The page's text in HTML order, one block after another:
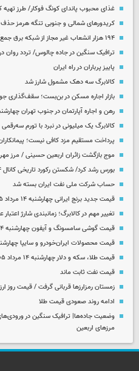
غذای محبوب پاندای کونگ فوکار/ طرز تهیه
کریدورهای شمالی و جنوبی تنگه هرمز
۱۹۴ هزار انشعاب غیر مجاز از شبکه برق جمع‌آوری شد
ترافیک سنگین در جاده چالوس/ تردد روان
پاییز پرباران در راه ایران
کالابرگ سه دهک مشمول شارز شد
بازار اجاره مسکن در بن‌بست؛ سقف‌گذاری
رهن و اجاره آپارتمان در جنوب تهران چهارشنبه ۱۴ مرداد
کالابرگ یک میلیونی در نبرد با تورم سه‌رقمی
پرداخت مستقیم مزد کافی نیست؛
موج بازگشت زائران اربعین حسینی / مرز
بورس رشد کرد/ شکستن رکورد تاریخی کانال ۵.۴ میلیون واحدی
حساب‌ شرکت ملی نفت ایران بسته شد
قیمت جدید برنج ایرانی چهارشنبه ۱۴ مرداد ۱۴۰۵
تغییر مهم در کالابرگ؛ زمانبندی‌ شارژ
قیمت گوشی سامسونگ و آیفون چهارشنبه ۱۴ مرداد ۱۴۰۵
قیمت محصولات ایران‌خودرو و سایپا چهارشنبه ۱۴ مرداد
قیمت طلا، سکه و دلار چهارشنبه ۱۴ مرداد ۱۴۰۵
قیمت نفت ثابت ماند
زمستان رمزارزها قربانی گرفت / قیمت روز
ادامه روند صعودی قیمت طلا
وضعیت جاده‌ها| ترافیک سنگین در
مرزهای اربعین